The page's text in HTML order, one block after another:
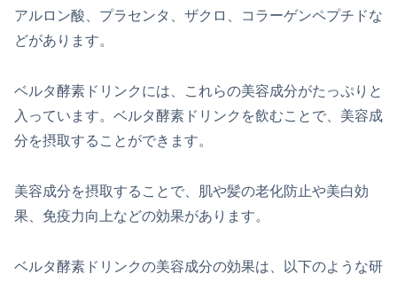
アルロン酸、プラセンタ、ザクロ、コラーゲンペプチドな
どがあります。
ベルタ酵素ドリンクには、これらの美容成分がたっぷりと
入っています。ベルタ酵素ドリンクを飲むことで、美容成
分を摂取することができます。
美容成分を摂取することで、肌や髪の老化防止や美白効
果、免疫力向上などの効果があります。
ベルタ酵素ドリンクの美容成分の効果は、以下のような研